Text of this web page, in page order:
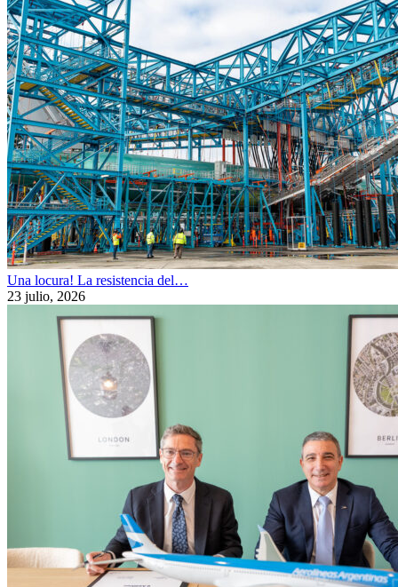
Una locura! La resistencia del…
23 julio, 2026